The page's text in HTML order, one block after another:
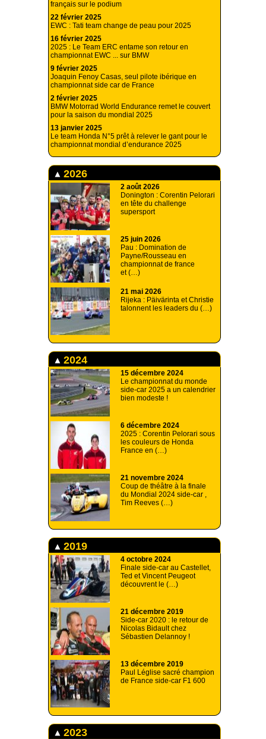
français sur le podium
22 février 2025
EWC : Tati team change de peau pour 2025
16 février 2025
2025 : Le Team ERC entame son retour en
championnat EWC ... sur BMW
9 février 2025
Joaquin Fenoy Casas, seul pilote ibérique en
championnat side car de France
2 février 2025
BMW Motorrad World Endurance remet le couvert
pour la saison du mondial 2025
13 janvier 2025
Le team Honda N°5 prêt à relever le gant pour le
championnat mondial d’endurance 2025
2026
2 août 2026
Donington : Corentin Pelorari
en tête du challenge
supersport
25 juin 2026
Pau : Domination de
Payne/Rousseau en
championnat de france
et (…)
21 mai 2026
Rijeka : Päivärinta et Christie
talonnent les leaders du (…)
2024
15 décembre 2024
Le championnat du monde
side-car 2025 a un calendrier
bien modeste !
6 décembre 2024
2025 : Corentin Pelorari sous
les couleurs de Honda
France en (…)
21 novembre 2024
Coup de théâtre à la finale
du Mondial 2024 side-car ,
Tim Reeves (…)
2019
4 octobre 2024
Finale side-car au Castellet,
Ted et Vincent Peugeot
découvrent le (…)
21 décembre 2019
Side-car 2020 : le retour de
Nicolas Bidault chez
Sébastien Delannoy !
13 décembre 2019
Paul Léglise sacré champion
de France side-car F1 600
2023